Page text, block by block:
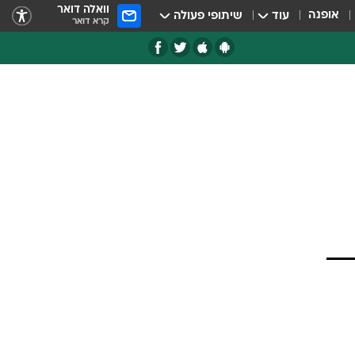
אופנה עוד שיתופי פעולה וואלה דואר
קרא דואר